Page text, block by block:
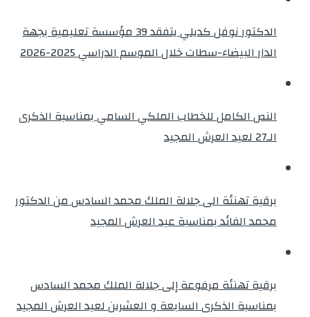
الدكتور نوفل كديلي يتفقد 39 مؤسسة تعليمية بجهة
الدار البيضاء-سطات خلال الموسم الدراسي 2025-2026
النص الكامل للخطاب الملكي السامي بمناسبة الذكرى
الـ27 لعيد العرش المجيد
برقية تهنئة الى جلالة الملك محمد السادس من الدكتور
محمد الفائد بمناسبة عيد العرش المجيد
برقية تهنئة مرفوعة إلى جلالة الملك محمد السادس
بمناسبة الذكرى السابعة و العشرين لعيد العرش المجيد